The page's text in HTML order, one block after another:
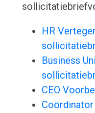
HR
Business
CEO